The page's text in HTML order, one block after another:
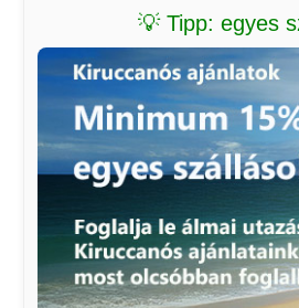
💡 Tipp: egyes